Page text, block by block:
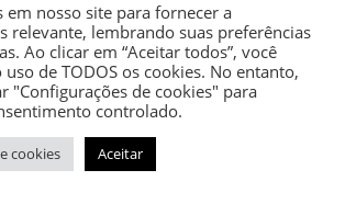
em nosso site para fornecer a
relevante, lembrando suas preferências
Ao clicar em “Aceitar todos”, você
de TODOS os cookies. No entanto,
"Configurações de cookies" para
controlado.
cookies Aceitar